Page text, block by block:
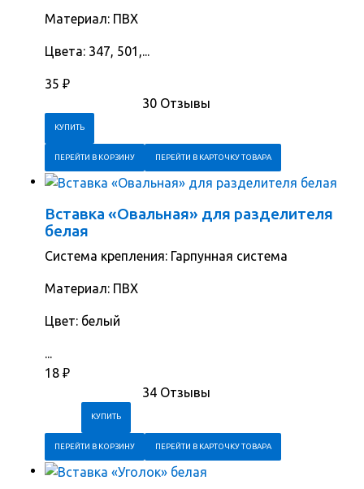
Материал: ПВХ
Цвета: 347, 501,...
35 ₽
30 Отзывы
ПЕРЕЙТИ В КОРЗИНУ ПЕРЕЙТИ В КАРТОЧКУ ТОВАРА
Вставка «Овальная» для разделителя
белая
Система крепления: Гарпунная система
Материал: ПВХ
Цвет: белый
...
18 ₽
34 Отзывы
ПЕРЕЙТИ В КОРЗИНУ ПЕРЕЙТИ В КАРТОЧКУ ТОВАРА